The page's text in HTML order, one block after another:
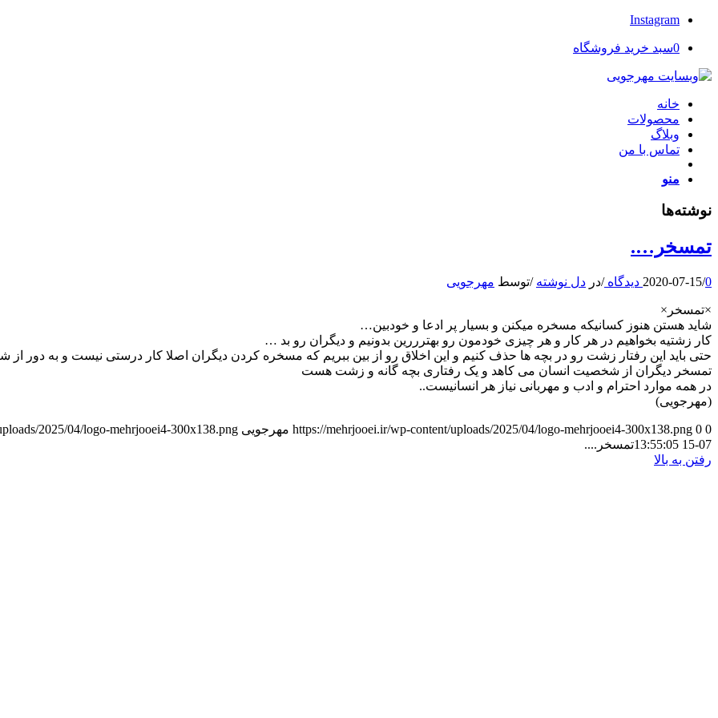
Instagram
0سبد خرید فروشگاه
خانه
محصولات
وبلاگ
تماس با من
منو
نوشته‌ها
تمسخر….
2020-07-15/0 دیدگاه /در دل نوشته /توسط مهرجویی
×تمسخر×
شاید هستن هنوز کسانیکه مسخره میکنن و بسیار پر ادعا و خودبین…
کار زشتیه بخواهیم در هر کار و هر چیزی خودمون رو بهترررین بدونیم و دیگران رو بد …
حتی باید این رفتار زشت رو در بچه ها حذف کنیم و این اخلاق رو از بین ببریم که مسخره کردن دیگران اصلا کار درستی نیست و به
تمسخر دیگران از شخصیت انسان می کاهد و یک رفتاری بچه گانه و زشت هست
در همه موارد احترام و ادب و مهربانی نیاز هر انسانیست..
(مهرجویی)
https://mehrjooei.ir/wp-content/uploads/2025/04/logo-mehrjooei4-300x138.png 0 0 مهرجویی 2025/04/logo-mehrjooei4-300x138.png
07-15 13:55:05
تمسخر....
رفتن به بالا